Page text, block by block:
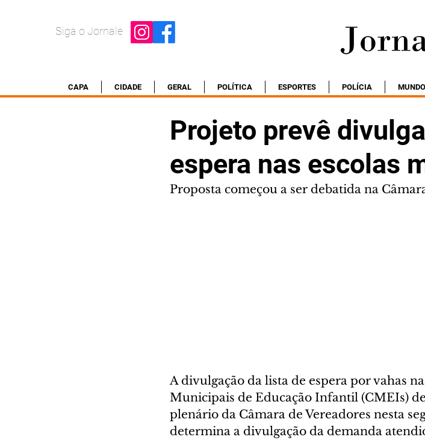
Siga o Jornale
CAPA CIDADE GERAL POLÍTICA ESPORTES POLÍCIA MUNDO
Projeto prevê
espera nas escolas
Proposta começou a ser debatida na
A divulgação da lista de espera por vahas
Municipais de Educação Infantil (CMEIs)
plenário da Câmara de Vereadores nesta
determina a divulgação da demanda